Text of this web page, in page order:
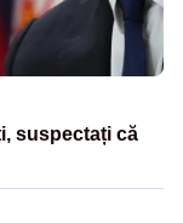
suspectați că